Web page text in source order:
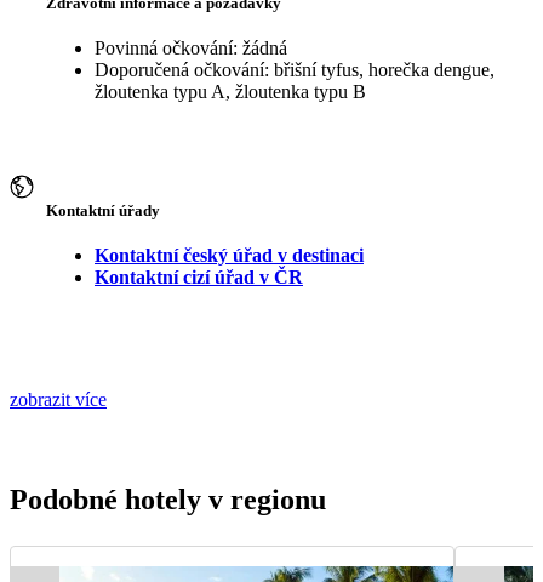
Povinná očkování: žádná
Doporučená očkování: břišní tyfus, horečka dengue,
žloutenka typu A, žloutenka typu B
Kontaktní úřady
Kontaktní český úřad v destinaci
Kontaktní cizí úřad v ČR
zobrazit více
Podobné hotely v regionu